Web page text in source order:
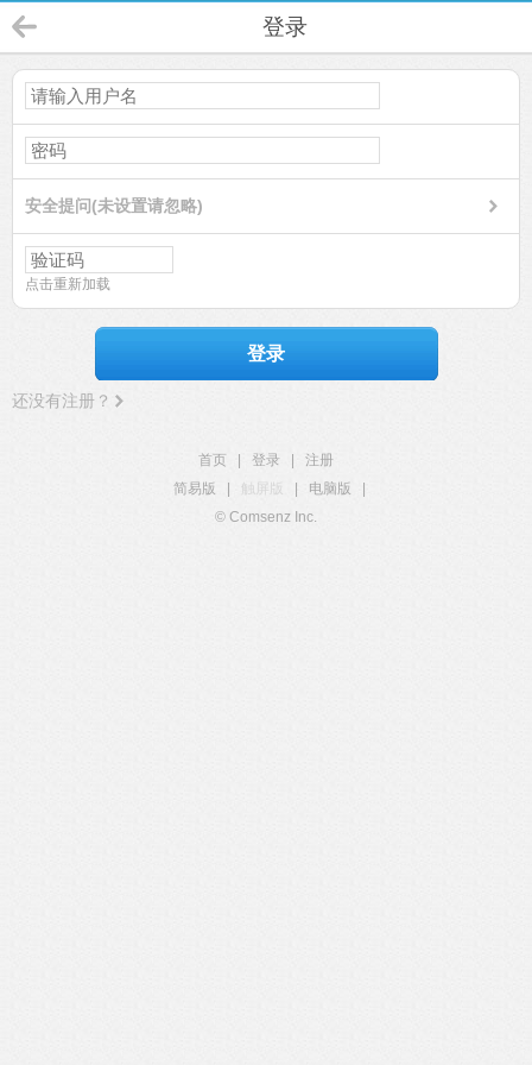
登录
安全提问(未设置请忽略)
点击重新加载
登录
还没有注册？
首页 登录
注册
简易版
触屏版 电脑版
© Comsenz Inc.